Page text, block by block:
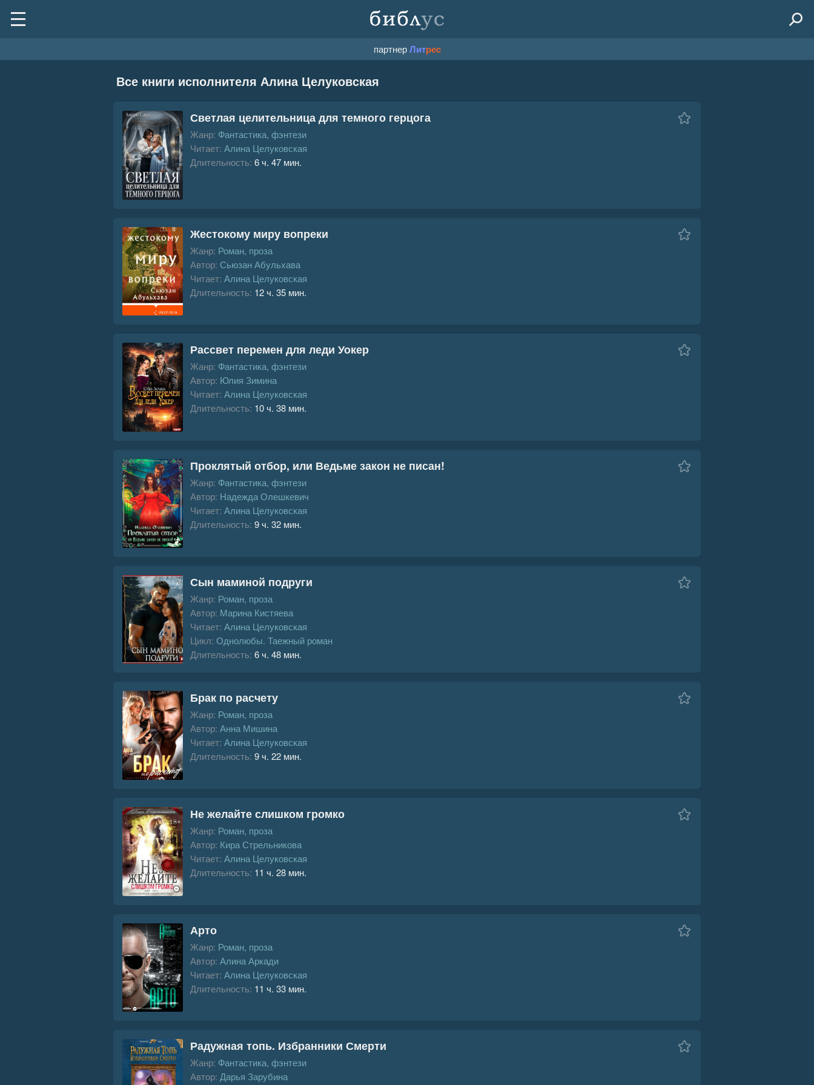
партнерЛитрес
Все книги исполнителя Алина Целуковская
Светлая целительница для темного герцога
Жанр: Фантастика, фэнтези
Читает: Алина Целуковская
Длительность: 6 ч. 47 мин.
Жестокому миру вопреки
Жанр: Роман, проза
Автор: Сьюзан Абульхава
Читает: Алина Целуковская
Длительность: 12 ч. 35 мин.
Рассвет перемен для леди Уокер
Жанр: Фантастика, фэнтези
Автор: Юлия Зимина
Читает: Алина Целуковская
Длительность: 10 ч. 38 мин.
Проклятый отбор, или Ведьме закон не писан!
Жанр: Фантастика, фэнтези
Автор: Надежда Олешкевич
Читает: Алина Целуковская
Длительность: 9 ч. 32 мин.
Сын маминой подруги
Жанр: Роман, проза
Автор: Марина Кистяева
Читает: Алина Целуковская
Цикл: Однолюбы. Таежный роман
Длительность: 6 ч. 48 мин.
Брак по расчету
Жанр: Роман, проза
Автор: Анна Мишина
Читает: Алина Целуковская
Длительность: 9 ч. 22 мин.
Не желайте слишком громко
Жанр: Роман, проза
Автор: Кира Стрельникова
Читает: Алина Целуковская
Длительность: 11 ч. 28 мин.
Арто
Жанр: Роман, проза
Автор: Алина Аркади
Читает: Алина Целуковская
Длительность: 11 ч. 33 мин.
Радужная топь. Избранники Смерти
Жанр: Фантастика, фэнтези
Автор: Дарья Зарубина